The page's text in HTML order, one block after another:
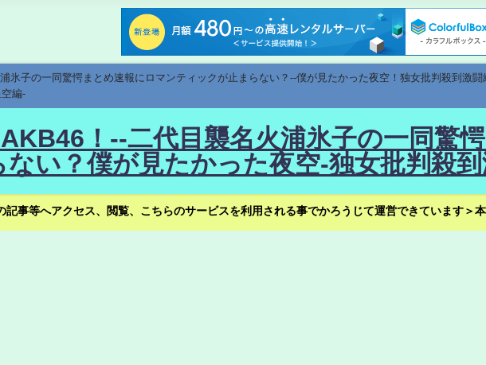
氷子の一同驚愕まとめ速報にロマンティックが止まらない？--僕が見たかった夜空！独女批判殺到激
編-
！--二代目襲名火浦氷子の一同驚
ない？僕が見たかった夜空-独女批判殺
記事等へアクセス、閲覧、こちらのサービスを利用される事でかろうじて運営できています＞